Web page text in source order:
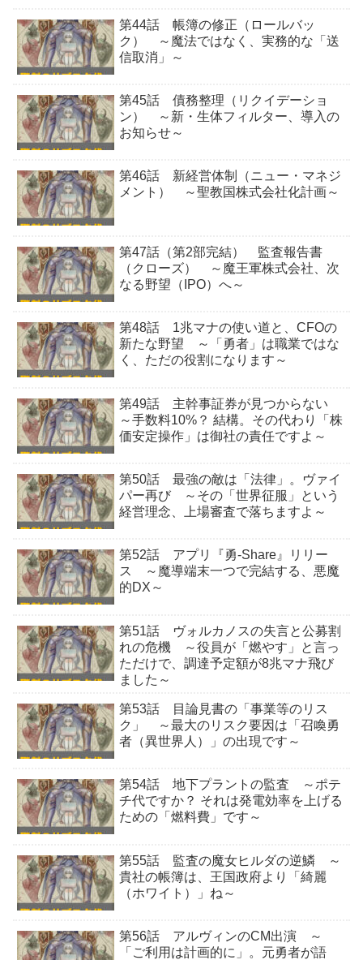
第44話 帳簿の修正（ロールバッ
ク） ～魔法ではなく、実務的な「送
信取消」～
第45話 債務整理（リクイデーショ
ン） ～新・生体フィルター、導入の
お知らせ～
第46話 新経営体制（ニュー・マネジ
メント） ～聖教国株式会社化計画～
第47話（第2部完結） 監査報告書
（クローズ） ～魔王軍株式会社、次
なる野望（IPO）へ～
第48話 1兆マナの使い道と、CFOの
新たな野望 ～「勇者」は職業ではな
く、ただの役割になります～
第49話 主幹事証券が見つからない
～手数料10%？ 結構。その代わり「株
価安定操作」は御社の責任ですよ～
第50話 最強の敵は「法律」。ヴァイ
パー再び ～その「世界征服」という
経営理念、上場審査で落ちますよ～
第52話 アプリ『勇-Share』リリー
ス ～魔導端末一つで完結する、悪魔
的DX～
第51話 ヴォルカノスの失言と公募割
れの危機 ～役員が「燃やす」と言っ
ただけで、調達予定額が8兆マナ飛び
ました～
第53話 目論見書の「事業等のリス
ク」 ～最大のリスク要因は「召喚勇
者（異世界人）」の出現です～
第54話 地下プラントの監査 ～ポテ
チ代ですか？ それは発電効率を上げる
ための「燃料費」です～
第55話 監査の魔女ヒルダの逆鱗 ～
貴社の帳簿は、王国政府より「綺麗
（ホワイト）」ね～
第56話 アルヴィンのCM出演 ～
「ご利用は計画的に」。元勇者が語